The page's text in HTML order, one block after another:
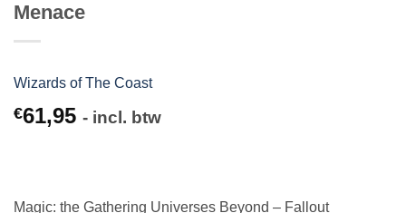
Menace
Wizards of The Coast
€61,95 - incl. btw
Magic: the Gathering Universes Beyond – Fallout